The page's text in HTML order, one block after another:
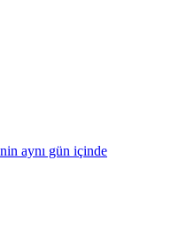
aynı gün içinde